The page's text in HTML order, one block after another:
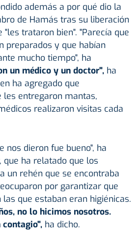
además a por qué dio la
de Hamás tras su liberación
"les trataron bien". "Parecía que
preparados y que habían
mucho tiempo", ha
un médico y un doctor", ha
ha agregado que
entregaron mantas,
realizaron visitas cada
nos dieron fue bueno", ha
ha relatado que los
un rehén que se encontraba
por garantizar que
que estaban eran higiénicas.
no lo hicimos nosotros.
contagio", ha dicho.